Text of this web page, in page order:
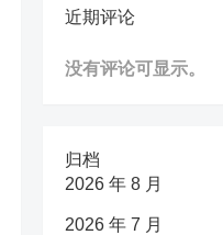
近期评论
没有评论可显示。
归档
2026 年 8 月
2026 年 7 月